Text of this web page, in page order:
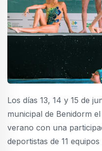
Los días 13, 14 y 15 de
municipal de Benidorm
verano con una
deportistas de 11